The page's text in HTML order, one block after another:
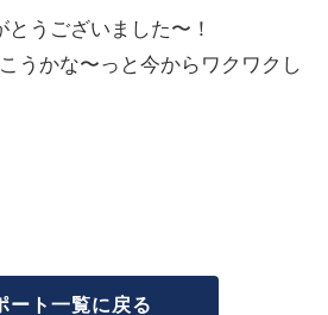
うございました〜！
うかな〜っと今からワクワクし
ート一覧に戻る